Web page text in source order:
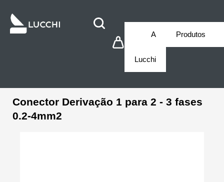
A
Lucchi
Produtos
Conector Derivação 1 para 2 - 3 fases
0.2-4mm2